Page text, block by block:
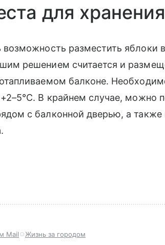
для хранения
возможность разместить яблоки
решением считается и
балконе.
В крайнем случае, можно
с балконной дверью, а
Mail Жизнь за городом